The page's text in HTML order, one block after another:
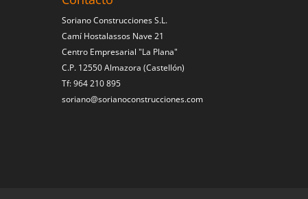
Soriano Construcciones S.L.
Camí Hostalassos Nave 21
Centro Empresarial "La Plana"
C.P. 12550 Almazora (Castellón)
Tf: 964 210 895
soriano@sorianoconstrucciones.com